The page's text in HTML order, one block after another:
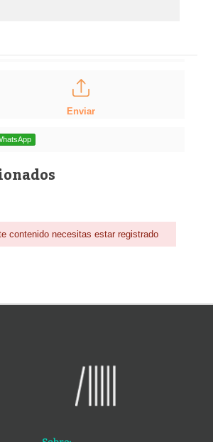
Enviar
contenido necesitas estar registrado